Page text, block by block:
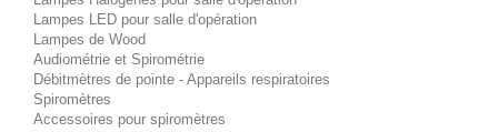
Lampes LED pour salle d'opération
Lampes de Wood
Audiométrie et Spirométrie
Débitmètres de pointe - Appareils respiratoires
Spiromètres
Accessoires pour spiromètres